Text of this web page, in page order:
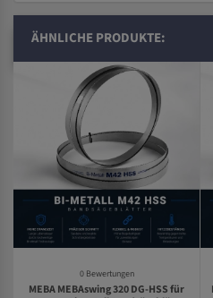
ÄHNLICHE PRODUKTE:
0 Bewertungen
MEBA MEBAswing 320 DG-HSS für